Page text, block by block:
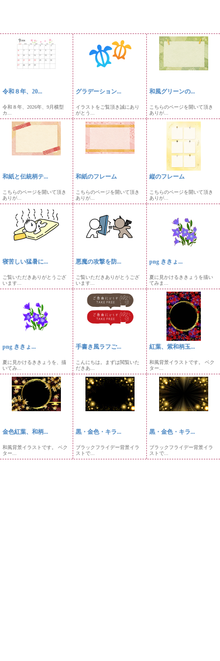
令和８年、20...
令和８年、2026年、9月横型
カ...
グラデーション...
イラストをご覧頂き誠にあり
がとう...
和風グリーンの...
こちらのページを開いて頂き
ありが...
和紙と伝統柄テ...
こちらのページを開いて頂き
ありが...
和紙のフレーム
こちらのページを開いて頂き
ありが...
縦のフレーム
こちらのページを開いて頂き
ありが...
寝苦しい猛暑に...
ご覧いただきありがとうござ
います...
悪魔の攻撃を防...
ご覧いただきありがとうござ
います...
png ききょ...
夏に見かけるききょうを描い
てみま...
png ききょ...
夏に見かけるききょうを、描
いてみ...
手書き風ラフご...
こんにちは。まずは閲覧いた
だきあ...
紅葉、紫和柄玉...
和風背景イラストです。 ベク
ター...
金色紅葉、和柄...
和風背景イラストです。 ベク
ター...
黒・金色・キラ...
ブラックフライデー背景イラ
ストで...
黒・金色・キラ...
ブラックフライデー背景イラ
ストで...